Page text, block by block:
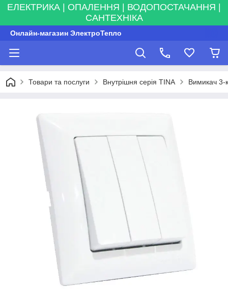
ЕЛЕКТРИКА | ОПАЛЕННЯ | ВОДОПОСТАЧАННЯ |
САНТЕХНІКА
Онлайн-магазин ЭлектроТепло
Товари та послуги Внутрішня серія TINA Вимикач 3-